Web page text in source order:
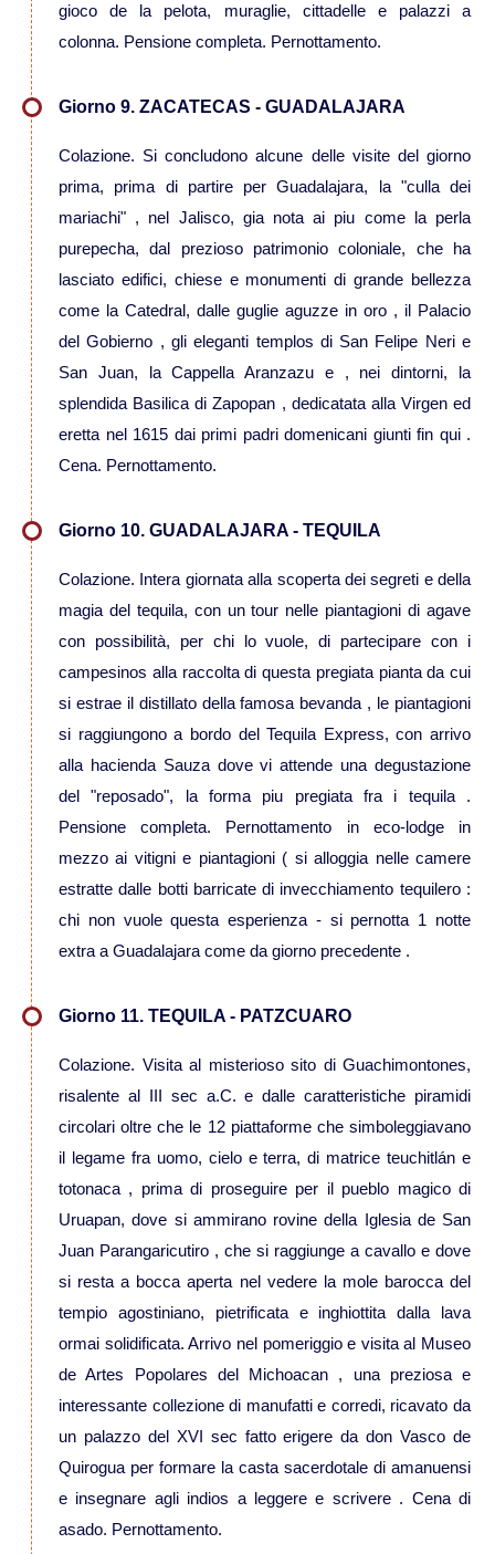
gioco de la pelota, muraglie, cittadelle e palazzi a
colonna. Pensione completa. Pernottamento.
Giorno 9. ZACATECAS - GUADALAJARA
Colazione. Si concludono alcune delle visite del giorno
prima, prima di partire per Guadalajara, la "culla dei
mariachi" , nel Jalisco, gia nota ai piu come la perla
purepecha, dal prezioso patrimonio coloniale, che ha
lasciato edifici, chiese e monumenti di grande bellezza
come la Catedral, dalle guglie aguzze in oro , il Palacio
del Gobierno , gli eleganti templos di San Felipe Neri e
San Juan, la Cappella Aranzazu e , nei dintorni, la
splendida Basilica di Zapopan , dedicatata alla Virgen ed
eretta nel 1615 dai primi padri domenicani giunti fin qui .
Cena. Pernottamento.
Giorno 10. GUADALAJARA - TEQUILA
Colazione. Intera giornata alla scoperta dei segreti e della
magia del tequila, con un tour nelle piantagioni di agave
con possibilità, per chi lo vuole, di partecipare con i
campesinos alla raccolta di questa pregiata pianta da cui
si estrae il distillato della famosa bevanda , le piantagioni
si raggiungono a bordo del Tequila Express, con arrivo
alla hacienda Sauza dove vi attende una degustazione
del "reposado", la forma piu pregiata fra i tequila .
Pensione completa. Pernottamento in eco-lodge in
mezzo ai vitigni e piantagioni ( si alloggia nelle camere
estratte dalle botti barricate di invecchiamento tequilero :
chi non vuole questa esperienza - si pernotta 1 notte
extra a Guadalajara come da giorno precedente .
Giorno 11. TEQUILA - PATZCUARO
Colazione. Visita al misterioso sito di Guachimontones,
risalente al III sec a.C. e dalle caratteristiche piramidi
circolari oltre che le 12 piattaforme che simboleggiavano
il legame fra uomo, cielo e terra, di matrice teuchitlán e
totonaca , prima di proseguire per il pueblo magico di
Uruapan, dove si ammirano rovine della Iglesia de San
Juan Parangaricutiro , che si raggiunge a cavallo e dove
si resta a bocca aperta nel vedere la mole barocca del
tempio agostiniano, pietrificata e inghiottita dalla lava
ormai solidificata. Arrivo nel pomeriggio e visita al Museo
de Artes Popolares del Michoacan , una preziosa e
interessante collezione di manufatti e corredi, ricavato da
un palazzo del XVI sec fatto erigere da don Vasco de
Quirogua per formare la casta sacerdotale di amanuensi
e insegnare agli indios a leggere e scrivere . Cena di
asado. Pernottamento.